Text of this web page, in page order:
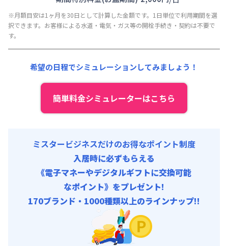
その他費用 :
管理費: 15,000円/月 (500円/日)
※月額目安は1ヶ月を30日として計算した金額です。1日単位で利用期間を選
択できます。お客様による水道・電気・ガス等の開栓手続き・契約は不要で
す。
希望の日程でシミュレーションしてみましょう！
簡単料金シミュレーターはこちら
ミスタービジネスだけのお得なポイント制度
入居時に必ずもらえる
《電子マネーやデジタルギフトに交換可能
なポイント》をプレゼント!
170ブランド・1000種類以上のラインナップ!!